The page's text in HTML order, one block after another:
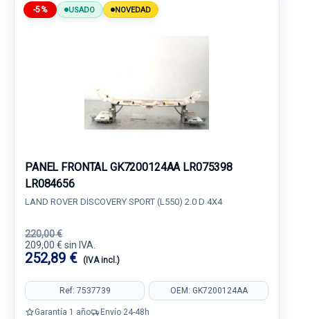
-5% USADO NOVEDAD
PANEL FRONTAL GK7200124AA LR075398
LR084656
LAND ROVER DISCOVERY SPORT (L550) 2.0 D 4X4
220,00 €
209,00 € sin IVA.
252,89 € (IVA incl.)
Ref: 7537739 OEM: GK7200124AA
Garantía 1 año Envío 24-48h